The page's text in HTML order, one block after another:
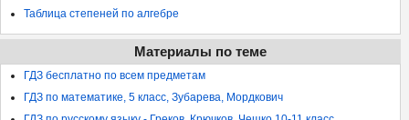
Таблица степеней по алгебре
Материалы по теме
ГДЗ бесплатно по всем предметам
ГДЗ по математике, 5 класс, Зубарева, Мордкович